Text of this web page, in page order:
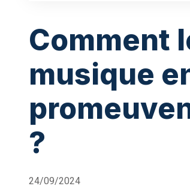
Comment
musique
?
24/09/2024